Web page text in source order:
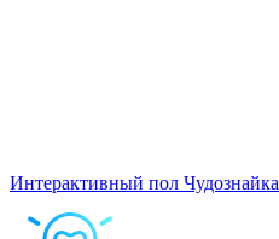
Интерактивный пол Чудознайка